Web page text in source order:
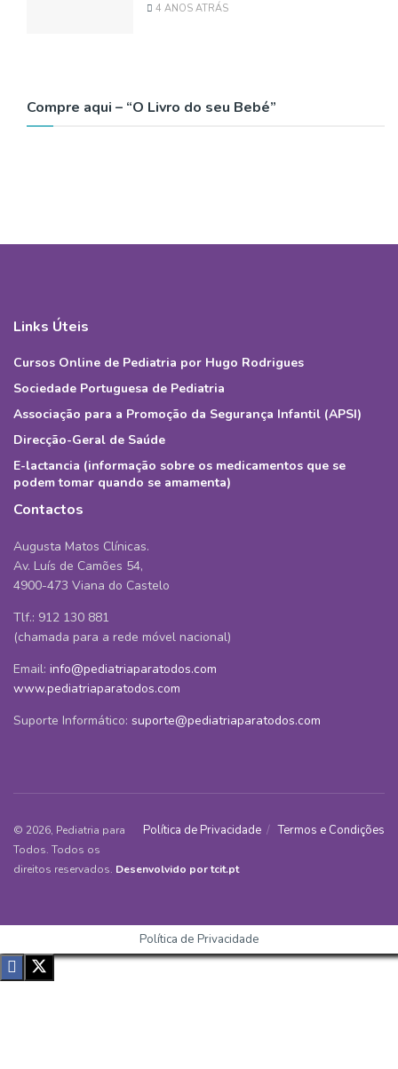
4 ANOS ATRÁS
Compre aqui – “O Livro do seu Bebé”
Links Úteis
Cursos Online de Pediatria por Hugo Rodrigues
Sociedade Portuguesa de Pediatria
Associação para a Promoção da Segurança Infantil (APSI)
Direcção-Geral de Saúde
E-lactancia (informação sobre os medicamentos que se
podem tomar quando se amamenta)
Contactos
Augusta Matos Clínicas.
Av. Luís de Camões 54,
4900-473 Viana do Castelo
Tlf.: 912 130 881
(chamada para a rede móvel nacional)
Email: info@pediatriaparatodos.com
www.pediatriaparatodos.com
Suporte Informático: suporte@pediatriaparatodos.com
Política de Privacidade Termos e Condições
© 2026, Pediatria para
Todos. Todos os
direitos reservados. Desenvolvido por tcit.pt
Política de Privacidade